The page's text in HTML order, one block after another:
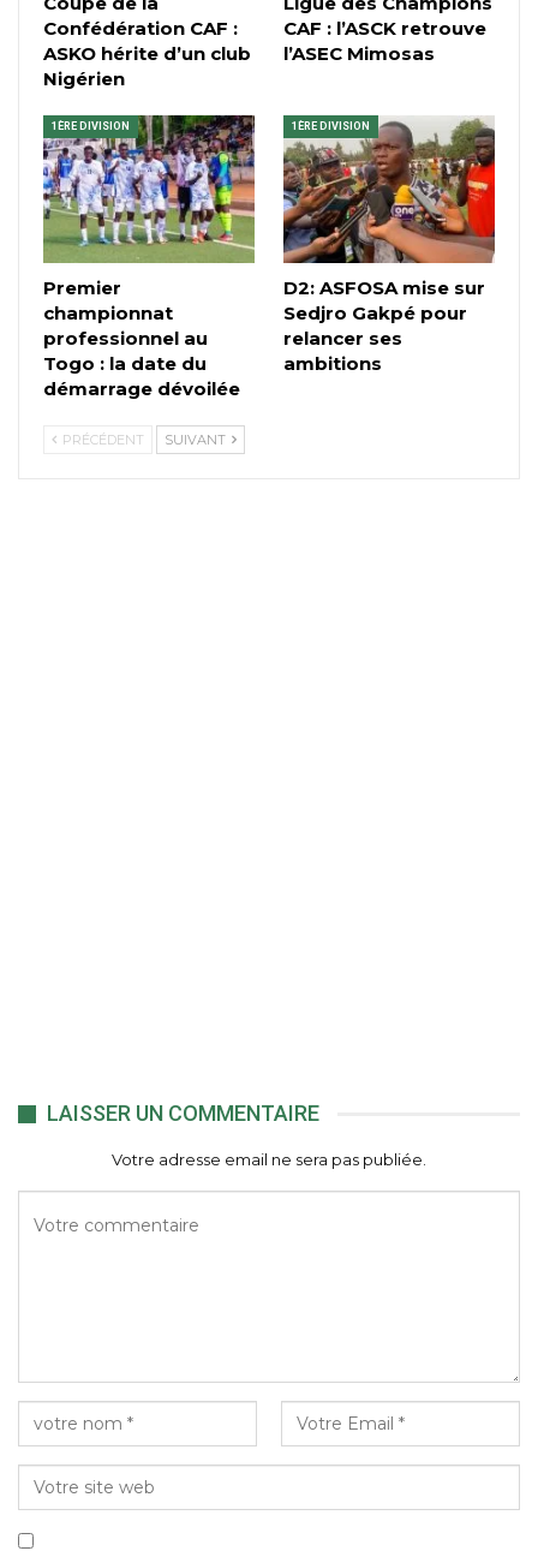
Confédération CAF :
ASKO hérite d’un club
Nigérien
CAF : l’ASCK retrouve
l’ASEC Mimosas
1ÈRE DIVISION
Premier
championnat
professionnel au
Togo : la date du
démarrage dévoilée
1ÈRE DIVISION
D2: ASFOSA mise sur
Sedjro Gakpé pour
relancer ses
ambitions
PRÉCÉDENT SUIVANT
LAISSER UN COMMENTAIRE
Votre adresse email ne sera pas publiée.